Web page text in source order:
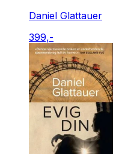
Daniel Glattauer
399,-